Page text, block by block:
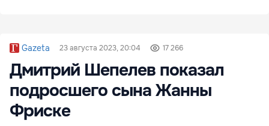
Gazeta 23 августа 2023, 20:04 17 266
Дмитрий Шепелев показал
подросшего сына Жанны
Фриске